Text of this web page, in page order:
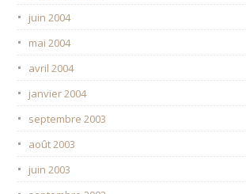
juin 2004
mai 2004
avril 2004
janvier 2004
septembre 2003
août 2003
juin 2003